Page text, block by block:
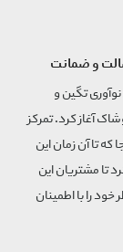
و ضمانت
گسترش و نوآوری تگین و
پوشاک آغاز کرد. تمرکز
که تا آن زمان این
تا مشتریان این
را با اطمینان